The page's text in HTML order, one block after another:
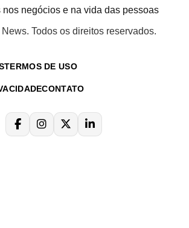
nos negócios e na vida das pessoas
Todos os direitos reservados.
TERMOS DE USO
CONTATO